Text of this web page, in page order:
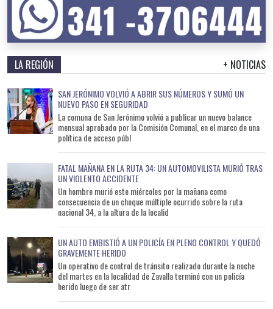
LA REGIÓN + NOTICIAS
SAN JERÓNIMO VOLVIÓ A ABRIR SUS NÚMEROS Y SUMÓ UN
NUEVO PASO EN SEGURIDAD
La comuna de San Jerónimo volvió a publicar un nuevo balance
mensual aprobado por la Comisión Comunal, en el marco de una
política de acceso públ
FATAL MAÑANA EN LA RUTA 34: UN AUTOMOVILISTA MURIÓ TRAS
UN VIOLENTO ACCIDENTE
Un hombre murió este miércoles por la mañana como
consecuencia de un choque múltiple ocurrido sobre la ruta
nacional 34, a la altura de la localid
UN AUTO EMBISTIÓ A UN POLICÍA EN PLENO CONTROL Y QUEDÓ
GRAVEMENTE HERIDO
Un operativo de control de tránsito realizado durante la noche
del martes en la localidad de Zavalla terminó con un policía
herido luego de ser atr